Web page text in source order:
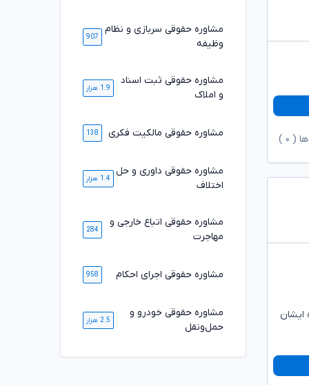
( ۰
ایشان
مشاوره حقوقی سربازی و نظام
وظیفه
907
مشاوره حقوقی ثبت اسناد
و املاک
1.9 هزار
مشاوره حقوقی مالکیت فکری 138
مشاوره حقوقی داوری و حل
اختلاف
1.4 هزار
مشاوره حقوقی اتباع خارجی و
مهاجرت
284
مشاوره حقوقی اجرای احکام 958
مشاوره حقوقی خودرو و
حمل‌ونقل
2.5 هزار